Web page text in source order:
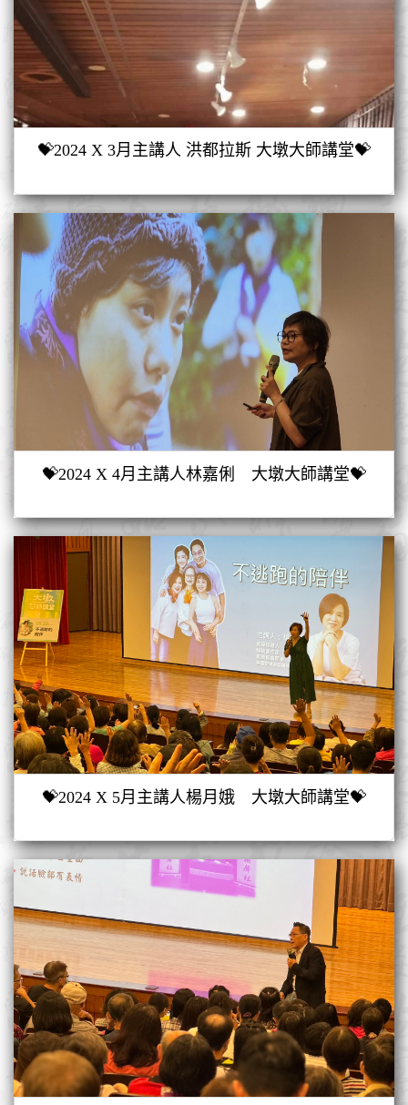
💝2024 X 3月主講人 洪都拉斯 大墩大師講堂💝
💝2024 X 4月主講人林嘉俐 大墩大師講堂💝
💝2024 X 5月主講人楊月娥 大墩大師講堂💝